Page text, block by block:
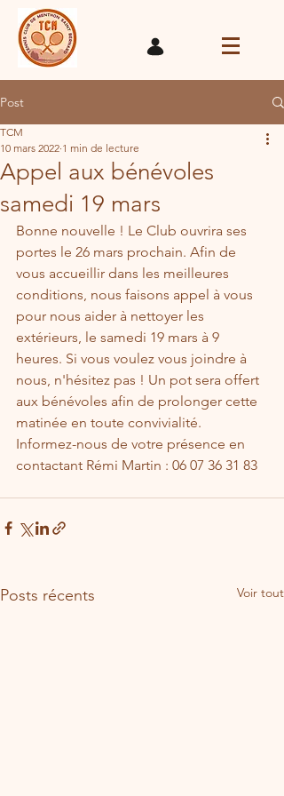
Post
Appel aux bénévoles
samedi 19 mars
TCM
10 mars 2022 1 min de lecture
Bonne nouvelle ! Le Club ouvrira ses
portes le 26 mars prochain. Afin de
vous accueillir dans les meilleures
conditions, nous faisons appel à vous
pour nous aider à nettoyer les
extérieurs, le samedi 19 mars à 9
heures. Si vous voulez vous joindre à
nous, n'hésitez pas ! Un pot sera offert
aux bénévoles afin de prolonger cette
matinée en toute convivialité.
Informez-nous de votre présence en
contactant Rémi Martin : 06 07 36 31 83
Posts récents Voir tout